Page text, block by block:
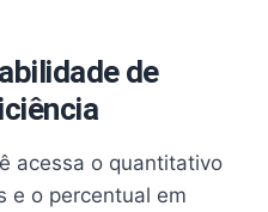
de
acessa o quantitativo
e o percentual em